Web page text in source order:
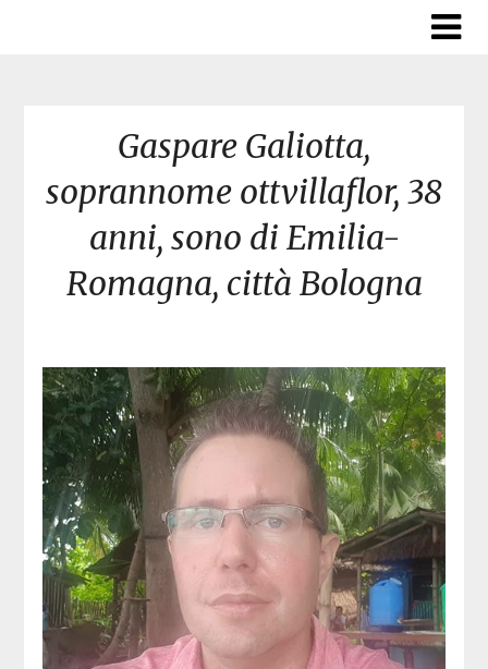
Gaspare Galiotta,
soprannome ottvillaflor, 38
anni, sono di Emilia-
Romagna, città Bologna